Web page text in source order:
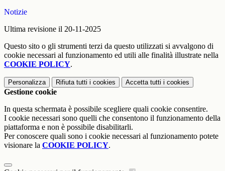
Notizie
Ultima revisione il 20-11-2025
Questo sito o gli strumenti terzi da questo utilizzati si avvalgono di
cookie necessari al funzionamento ed utili alle finalità illustrate nella
COOKIE POLICY.
Personalizza Rifiuta tutti i cookies Accetta tutti i cookies
Gestione cookie
In questa schermata è possibile scegliere quali cookie consentire.
I cookie necessari sono quelli che consentono il funzionamento della
piattaforma e non è possibile disabilitarli.
Per conoscere quali sono i cookie necessari al funzionamento potete
visionare la COOKIE POLICY.